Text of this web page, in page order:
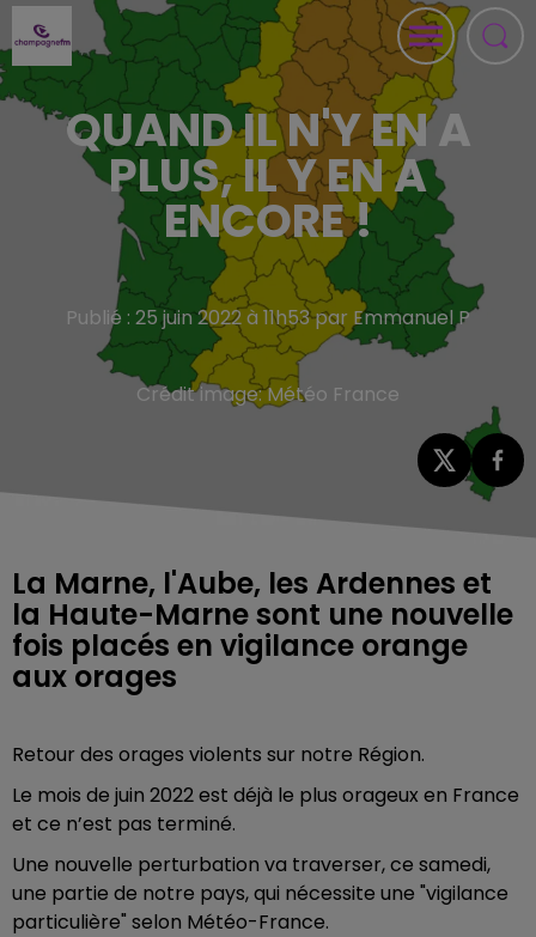
QUAND IL N'Y EN A
PLUS, IL Y EN A
ENCORE !
Publié : 25 juin 2022 à 11h53 par Emmanuel P
Crédit image:Météo France
La Marne, l'Aube, les Ardennes et
la Haute-Marne sont une nouvelle
fois placés en vigilance orange
aux orages
Retour des orages violents sur notre Région.
Le mois de juin 2022 est déjà le plus orageux en France
et ce n’est pas terminé.
Une nouvelle perturbation va traverser, ce samedi,
une partie de notre pays, qui nécessite une "vigilance
particulière" selon Météo-France.